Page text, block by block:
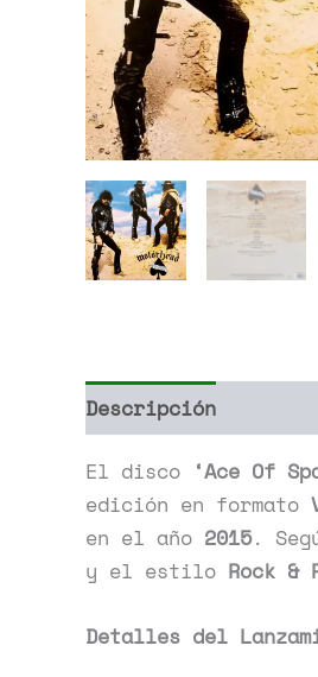
Descripción
El disco ‘Ace Of
edición en formato
en el año 2015.
y el estilo Rock &
Detalles del